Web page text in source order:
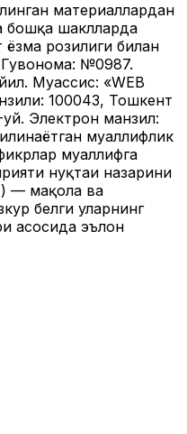
материаллардан
бошқа шаклларда
ёзма розилиги билан
№0987.
Муассис: «WEB
100043, Тошкент
Электрон манзил:
муаллифлик
муаллифга
нуқтаи назарини
— мақола ва
белги уларнинг
асосида эълон